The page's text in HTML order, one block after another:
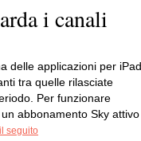
i canali
delle applicazioni per iPad
tra quelle rilasciate
Per funzionare
abbonamento Sky attivo
seguito